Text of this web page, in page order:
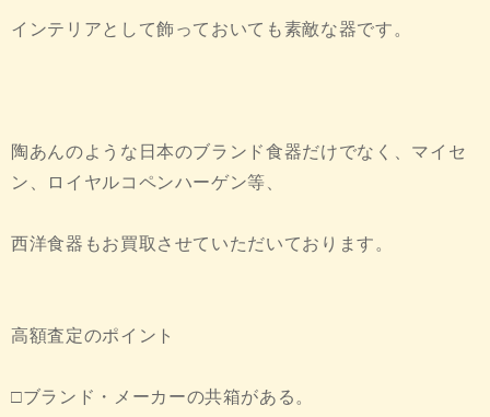
インテリアとして飾っておいても素敵な器です。
陶あんのような日本のブランド食器だけでなく、マイセ
ン、ロイヤルコペンハーゲン等、
西洋食器もお買取させていただいております。
高額査定のポイント
□ブランド・メーカーの共箱がある。